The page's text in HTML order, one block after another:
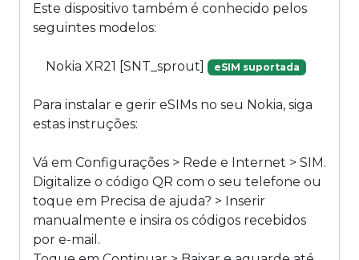
Este dispositivo também é conhecido pelos
seguintes modelos:
Nokia XR21 [SNT_sprout] eSIM suportada
Para instalar e gerir eSIMs no seu Nokia, siga
estas instruções:
Vá em Configurações > Rede e Internet > SIM.
Digitalize o código QR com o seu telefone ou
toque em Precisa de ajuda? > Inserir
manualmente e insira os códigos recebidos
por e-mail.